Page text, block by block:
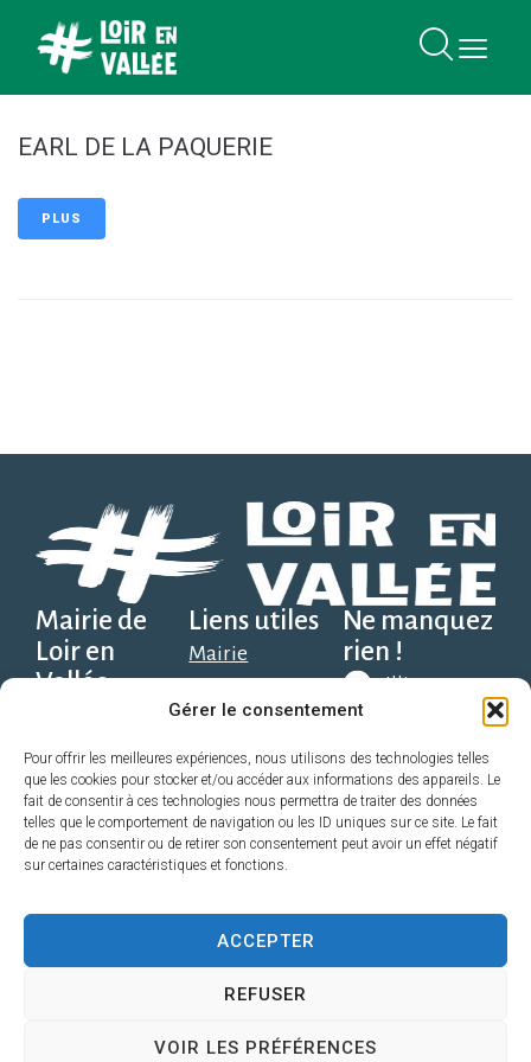
Gérer le consentement
Pour offrir les meilleures expériences, nous utilisons des technologies telles
que les cookies pour stocker et/ou accéder aux informations des appareils. Le
fait de consentir à ces technologies nous permettra de traiter des données
telles que le comportement de navigation ou les ID uniques sur ce site. Le fait
de ne pas consentir ou de retirer son consentement peut avoir un effet négatif
sur certaines caractéristiques et fonctions.
ACCEPTER
REFUSER
VOIR LES PRÉFÉRENCES
principal
EARL DE LA PAQUERIE
PLUS
Mairie de
Loir en
Vallée
Alexandre, 1er
étage,
72340 Loir en
Vallée
02 52 22 72 98
Liens utiles
Mairie
Découvrir
Économie
Pratique
Sport, Loisir,
Ne manquez
rien !
Illiwap
Télécharger
sur Google
Play
sur l’App